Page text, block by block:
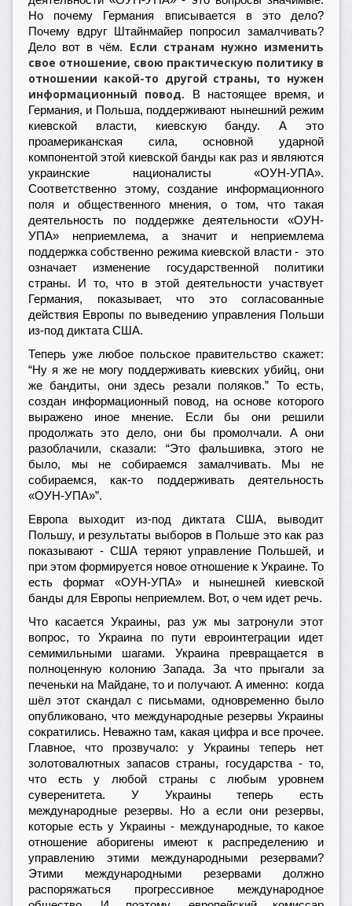
Но почему Германия вписывается в это дело?
Почему вдруг Штайнмайер попросил замалчивать?
Дело вот в чём. Если странам нужно изменить
свое отношение, свою практическую политику в
отношении какой-то другой страны, то нужен
информационный повод. В настоящее время, и
Германия, и Польша, поддерживают нынешний режим
киевской власти, киевскую банду. А это
проамериканская сила, основной ударной
компонентой этой киевской банды как раз и являются
украинские националисты «ОУН-УПА».
Соответственно этому, создание информационного
поля и общественного мнения, о том, что такая
деятельность по поддержке деятельности «ОУН-
УПА» неприемлема, а значит и неприемлема
поддержка собственно режима киевской власти - это
означает изменение государственной политики
страны. И то, что в этой деятельности участвует
Германия, показывает, что это согласованные
действия Европы по выведению управления Польши
из-под диктата США.
Теперь уже любое польское правительство скажет:
“Ну я же не могу поддерживать киевских убийц, они
же бандиты, они здесь резали поляков.” То есть,
создан информационный повод, на основе которого
выражено иное мнение. Если бы они решили
продолжать это дело, они бы промолчали. А они
разоблачили, сказали: “Это фальшивка, этого не
было, мы не собираемся замалчивать. Мы не
собираемся, как-то поддерживать деятельность
«ОУН-УПА»”.
Европа выходит из-под диктата США, выводит
Польшу, и результаты выборов в Польше это как раз
показывают - США теряют управление Польшей, и
при этом формируется новое отношение к Украине. То
есть формат «ОУН-УПА» и нынешней киевской
банды для Европы неприемлем. Вот, о чем идет речь.
Что касается Украины, раз уж мы затронули этот
вопрос, то Украина по пути евроинтеграции идет
семимильными шагами. Украина превращается в
полноценную колонию Запада. За что прыгали за
печеньки на Майдане, то и получают. А именно: когда
шёл этот скандал с письмами, одновременно было
опубликовано, что международные резервы Украины
сократились. Неважно там, какая цифра и все прочее.
Главное, что прозвучало: у Украины теперь нет
золотовалютных запасов страны, государства - то,
что есть у любой страны с любым уровнем
суверенитета. У Украины теперь есть
международные резервы. Но а если они резервы,
которые есть у Украины - международные, то какое
отношение аборигены имеют к распределению и
управлению этими международными резервами?
Этими международными резервами должно
распоряжаться прогрессивное международное